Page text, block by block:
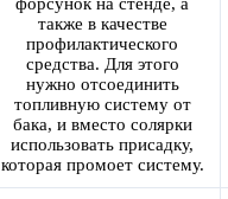
форсунок на стенде, а
также в качестве
профилактического
средства. Для этого
нужно отсоединить
топливную систему от
бака, и вместо солярки
использовать присадку,
которая промоет систему.